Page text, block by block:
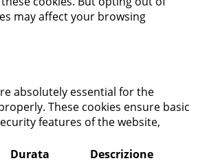
may affect your browsing
absolutely essential for the
These cookies ensure basic
features of the website,
Durata Descrizione